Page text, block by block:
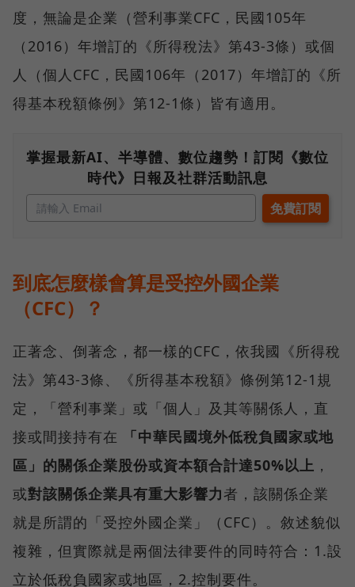
度，無論是企業（營利事業CFC，民國105年
（2016）年增訂的《所得稅法》第43-3條）或個
人（個人CFC，民國106年（2017）年增訂的《所
得基本稅額條例》第12-1條）皆有適用。
掌握最新AI、半導體、數位趨勢！訂閱《數位
時代》日報及社群活動訊息
到底怎麼樣會算是受控外國企業
（CFC）？
正著念、倒著念，都一樣的CFC，依我國《所得稅
法》第43-3條、《所得基本稅額》條例第12-1規
定，「營利事業」或「個人」及其等關係人，直
接或間接持有在
「中華民國境外低稅負國家或地
區」 的關係企業股份或資本額合計達50%以上 ，
或對該關係企業具有重大影響力者，該關係企業
就是所謂的「受控外國企業」（CFC）。敘述貌似
複雜，但實際就是兩個法律要件的同時符合：1.設
立於低稅負國家或地區，2.控制要件。